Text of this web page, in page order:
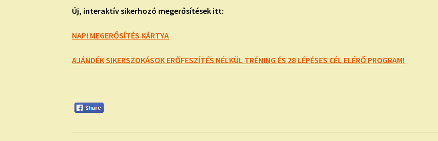
Új, interaktív sikerhozó megerősítések itt:
NAPI MEGERŐSÍTÉS KÁRTYA
AJÁNDÉK SIKERSZOKÁSOK ERŐFESZÍTÉS NÉLKÜL TRÉNING ÉS 28 LÉPÉSES CÉL ELÉRŐ PROGRAM!